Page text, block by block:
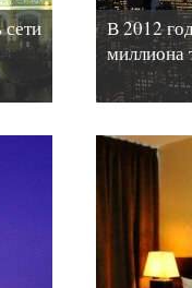
В 2012
миллиона